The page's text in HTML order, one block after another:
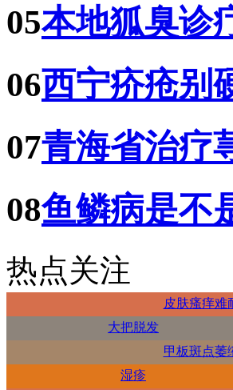
05本地狐臭诊
06西宁疥疮别
07青海省治疗
08鱼鳞病是不
热点关注
皮肤瘙痒难
大把脱发
甲板斑点萎
湿疹